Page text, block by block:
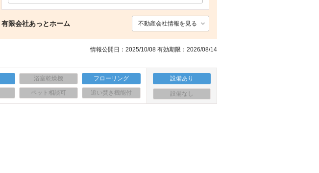
有限会社あっとホーム 不動産会社情報を見る
情報公開日：2025/10/08 有効期限：2026/08/14
浴室乾燥機 フローリング
ペット相談可 追い焚き機能付
設備あり
設備なし